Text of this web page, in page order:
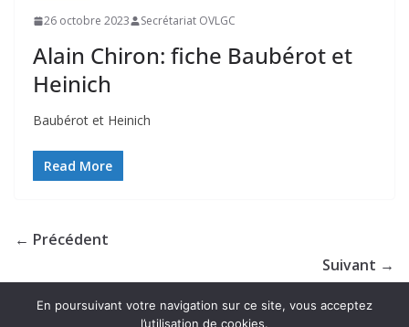
26 octobre 2023 Secrétariat OVLGC
Alain Chiron: fiche Baubérot et
Heinich
Baubérot et Heinich
Read More
← Précédent
Suivant →
En poursuivant votre navigation sur ce site, vous acceptez
l’utilisation de cookies.